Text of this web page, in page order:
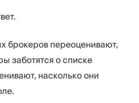
брокеров переоценивают,
заботятся о списке
насколько они